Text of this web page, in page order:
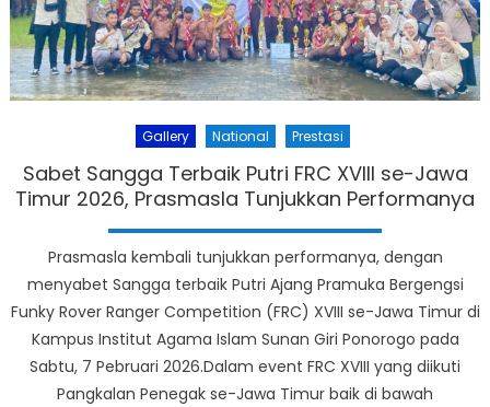
Gallery National Prestasi
Sabet Sangga Terbaik Putri FRC XVIII se-Jawa
Timur 2026, Prasmasla Tunjukkan Performanya
Prasmasla kembali tunjukkan performanya, dengan
menyabet Sangga terbaik Putri Ajang Pramuka Bergengsi
Funky Rover Ranger Competition (FRC) XVIII se-Jawa Timur di
Kampus Institut Agama Islam Sunan Giri Ponorogo pada
Sabtu, 7 Pebruari 2026.Dalam event FRC XVIII yang diikuti
Pangkalan Penegak se-Jawa Timur baik di bawah